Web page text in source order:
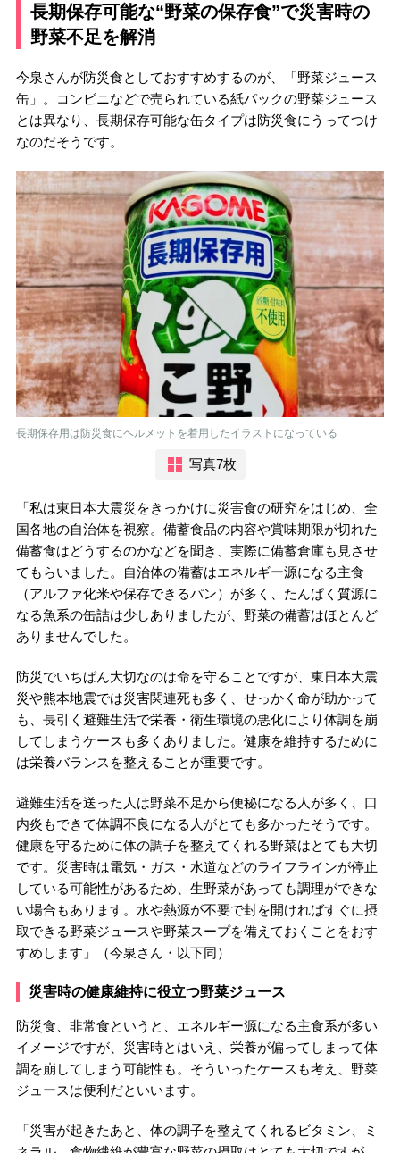
長期保存可能な“野菜の保存食”で災害時の
野菜不足を解消
今泉さんが防災食としておすすめするのが、「野菜ジュース
缶」。コンビニなどで売られている紙パックの野菜ジュース
とは異なり、長期保存可能な缶タイプは防災食にうってつけ
なのだそうです。
長期保存用は防災食にヘルメットを着用したイラストになっている
写真7枚
「私は東日本大震災をきっかけに災害食の研究をはじめ、全
国各地の自治体を視察。備蓄食品の内容や賞味期限が切れた
備蓄食はどうするのかなどを聞き、実際に備蓄倉庫も見させ
てもらいました。自治体の備蓄はエネルギー源になる主食
（アルファ化米や保存できるパン）が多く、たんぱく質源に
なる魚系の缶詰は少しありましたが、野菜の備蓄はほとんど
ありませんでした。
防災でいちばん大切なのは命を守ることですが、東日本大震
災や熊本地震では災害関連死も多く、せっかく命が助かって
も、長引く避難生活で栄養・衛生環境の悪化により体調を崩
してしまうケースも多くありました。健康を維持するために
は栄養バランスを整えることが重要です。
避難生活を送った人は野菜不足から便秘になる人が多く、口
内炎もできて体調不良になる人がとても多かったそうです。
健康を守るために体の調子を整えてくれる野菜はとても大切
です。災害時は電気・ガス・水道などのライフラインが停止
している可能性があるため、生野菜があっても調理ができな
い場合もあります。水や熱源が不要で封を開ければすぐに摂
取できる野菜ジュースや野菜スープを備えておくことをおす
すめします」（今泉さん・以下同）
災害時の健康維持に役立つ野菜ジュース
防災食、非常食というと、エネルギー源になる主食系が多い
イメージですが、災害時とはいえ、栄養が偏ってしまって体
調を崩してしまう可能性も。そういったケースも考え、野菜
ジュースは便利だといいます。
「災害が起きたあと、体の調子を整えてくれるビタミン、ミ